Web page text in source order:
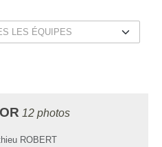
12 photos
ROBERT